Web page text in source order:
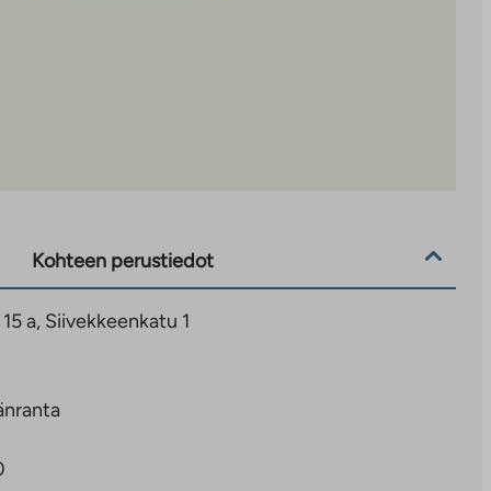
Kohteen perustiedot
a, Siivekkeenkatu 1